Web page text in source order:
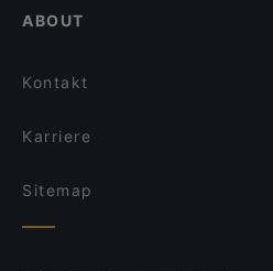
ABOUT
Kontakt
Karriere
Sitemap